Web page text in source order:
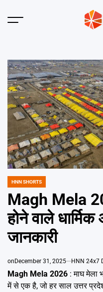
Menu
POSTED
HNN SHORTS
Magh Mela
होने वाले
जानकारी
onDecember 31, 2025 HNN 24x7
Magh Mela 2026 : माघ मेला
में से एक है, जो हर साल उत्तर